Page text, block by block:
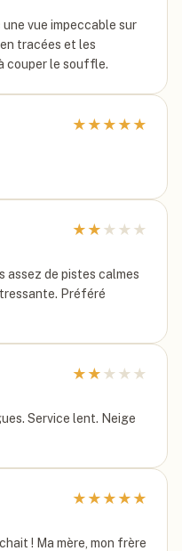
vue impeccable sur
tracées et les
couper le souffle.
★ ★ ★ ★ ★
★ ★ ★ ★ ★
assez de pistes calmes
Préféré
★ ★ ★ ★ ★
Service lent. Neige
★ ★ ★ ★ ★
! Ma mère, mon frère